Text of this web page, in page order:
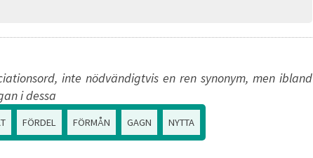
inte nödvändigtvis en ren synonym, men ibland
i dessa
FÖRDEL FÖRMÅN GAGN NYTTA